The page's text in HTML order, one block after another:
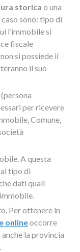
storicao una
sono: tipo di
l’immobile si
fiscale
si possiede il
il suo
per ricevere
Comune,
A questa
tipo di
dati quali
Per ottenere in
onlineoccorre
la provincia